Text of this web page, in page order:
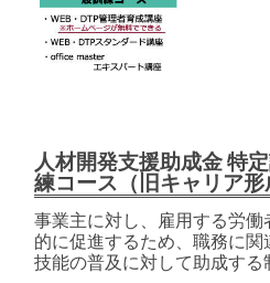
人材開発支援助成金 特
練コース（旧キャリア形
事業主に対し、雇用する労
的に促進するため、職務に
技能の普及に対して助成する